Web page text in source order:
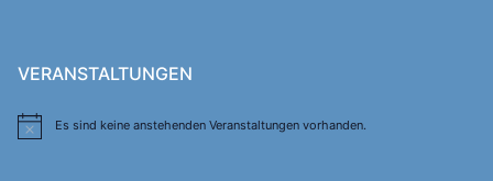
VERANSTALTUNGEN
HinweisEs sind keine anstehenden Veranstaltungen vorhanden.